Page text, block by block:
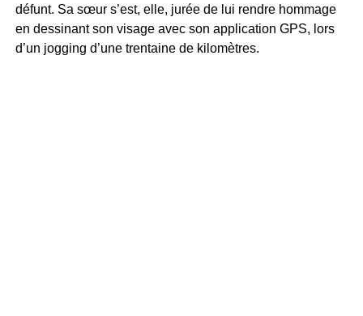
défunt. Sa sœur s’est, elle, jurée de lui rendre hommage
en dessinant son visage avec son application GPS, lors
d’un jogging d’une trentaine de kilomètres.